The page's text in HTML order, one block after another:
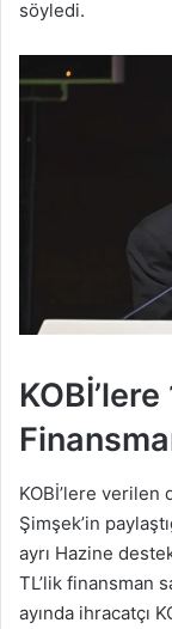
söyledi.
KOBİ’lere verilen
Şimşek’in
ayrı Hazine
TL’lik finansman
ayında ihracatçı